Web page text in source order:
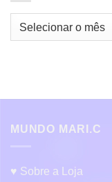
MUNDO MARI.C
♥ Sobre a Loja